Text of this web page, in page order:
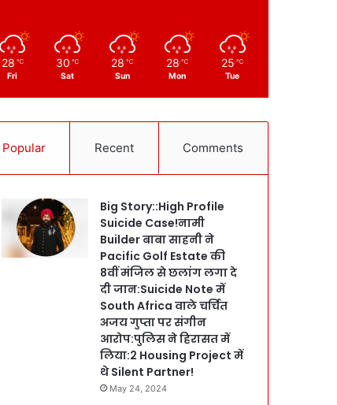
28 ℃
Fri
30 ℃
Sat
28 ℃
Sun
28 ℃
Mon
25 ℃
Tue
Popular Recent Comments
Big Story::High Profile
Suicide Case!नामी
Builder बाबा साहनी ने
Pacific Golf Estate की
8वीं मंजिल से छलांग लगा दे
दी जान:Suicide Note में
South Africa वाले चर्चित
अजय गुप्ता पर संगीन
आरोप:पुलिस ने हिरासत में
लिया:2 Housing Project में
थे Silent Partner!
May 24, 2024